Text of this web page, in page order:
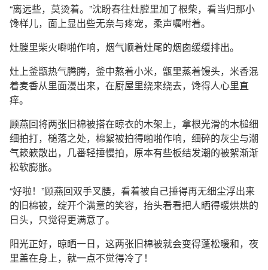
“离远些，莫烫着。”沈盼春往灶膛里加了根柴，看当归那小
馋样儿，面上显出些无奈与疼宠，柔声嘱咐着。
灶膛里柴火噼啪作响，烟气顺着灶尾的烟囱缓缓排出。
灶上釜甑热气腾腾，釜中熬着小米，甑里蒸着馒头，米香混
着麦香从里面漫出来，在厨屋里绕来绕去，馋得人心里直
痒。
顾燕回将两张旧棉被搭在晾衣的木架上，拿根光滑的木槌细
细拍打，槌落之处，棉絮被拍得啪啪作响，细碎的灰尘与潮
气簌簌散出，几番轻捶慢拍，原本有些板结发潮的被絮渐渐
松软膨胀。
“好啦！”顾燕回双手叉腰，看着被自己捶得再无细尘浮出来
的旧棉被，绽开个满意的笑容，抬头看看把人晒得暖烘烘的
日头，只觉得更满意了。
阳光正好，晾晒一日，这两张旧棉被就会变得蓬松暖和，夜
里盖在身上，就一点不觉得冷了！